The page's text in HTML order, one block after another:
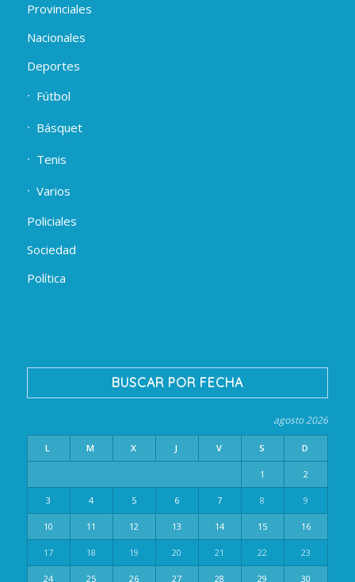
Provinciales
Nacionales
Deportes
Fútbol
Básquet
Tenis
Varios
Policiales
Sociedad
Política
BUSCAR POR FECHA
agosto 2026
L M X J V S D
1 2
3 4 5 6 7 8 9
10 11 12 13 14 15 16
17 18 19 20 21 22 23
24 25 26 27 28 29 30